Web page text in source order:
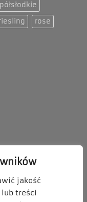
jakość
treści
półsłodkie
rose
i